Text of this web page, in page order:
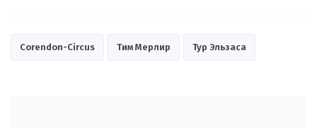
Corendon-Circus Тим Мерлир Тур Эльзаса